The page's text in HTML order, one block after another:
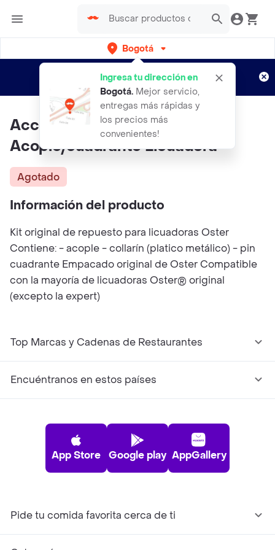
Bogotá
Ingresa tu dirección en
Bogotá. Mejor servicio,
entregas más rápidas y
los precios más
convenientes!
envíos gratis por semanas
Aplican TyC
Accesorio Oster Kit
Acople/cuadrante Licuadora
Agotado
Información del producto
Kit original de repuesto para licuadoras Oster
Contiene: - acople - collarín (platico metálico) - pin
cuadrante Empacado original de Oster Compatible
con la mayoría de licuadoras Oster® original
(excepto la expert)
Top Marcas y Cadenas de Restaurantes
Encuéntranos en estos países
App Store Google play AppGallery
Pide tu comida favorita cerca de ti